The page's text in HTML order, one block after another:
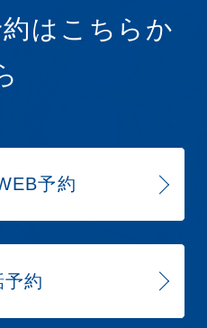
はこちらか
予約
予約